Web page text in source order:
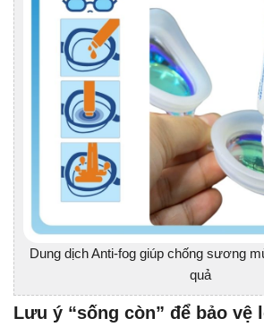
Dung dịch Anti-fog giúp chống sương
quả
Lưu ý “sống còn” để bảo vệ